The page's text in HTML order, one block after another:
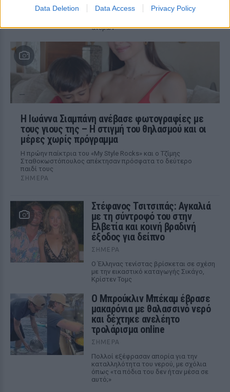
Data Deletion Data Access Privacy Policy
Μέσα από ανάρτηση στο Instagram
μοιράστηκε στιγμές από τις
ανέμων
H Ιωάννα Σιαμπάνη ανέβασε φωτογραφίες με
τους γιους της – Η στιγμή του θηλασμού και οι
μέρες χωρίς πρόγραμμα
Η πρώην παίκτρια του «My Style Rocks» και ο Τζίμης
Σταθοκωστόπουλος απέκτησαν πρόσφατα το δεύτερο
παιδί τους
ΣΉΜΕΡΑ
Στέφανος Τσιτσιπάς: Αγκαλιά
με τη σύντροφό του στην
Ελβετία και κοινή βραδινή
έξοδος για δείπνο
ΣΉΜΕΡΑ
Ο Έλληνας τενίστας βρίσκεται σε σχέση
με την εικαστικό καταγωγής Σικάγο,
Κρίστεν Τομς
Ο Μπρούκλιν Μπέκαμ έβρασε
μακαρόνια με θαλασσινό νερό
και δέχτηκε ανελέητο
τρολάρισμα online
ΣΉΜΕΡΑ
Πολλοί εξέφρασαν απορία για την
καταλληλότητα του νερού, με σχόλια
όπως «τα πόδια του δεν ήταν μέσα σε
αυτό;»